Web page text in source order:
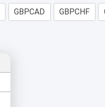
GBPCAD GBPCHF